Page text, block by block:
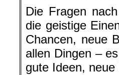
Die Fragen
die geistige
Chancen, neue
allen Dingen –
gute Ideen,